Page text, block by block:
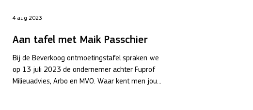
Aan tafel met Maik Passchier
Bij de Beverkoog ontmoetingstafel spraken we
op 13 juli 2023 de ondernemer achter Fuprof
Milieuadvies, Arbo en MVO. Waar kent men jou...
4 aug 2023